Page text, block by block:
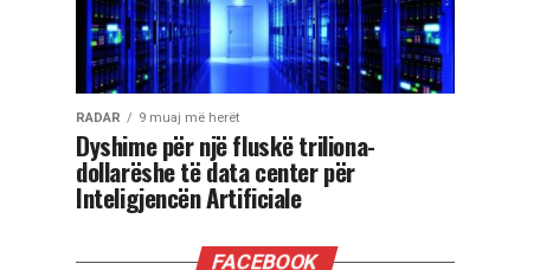
RADAR 9 muaj më herët
Dyshime për një fluskë triliona-
dollarëshe të data center për
Inteligjencën Artificiale
FACEBOOK